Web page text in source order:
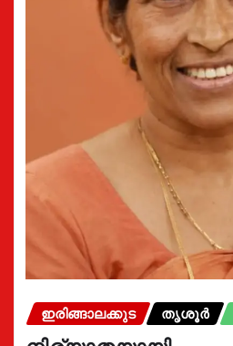
ഇരിങ്ങാലക്കുട തൃശൂർ